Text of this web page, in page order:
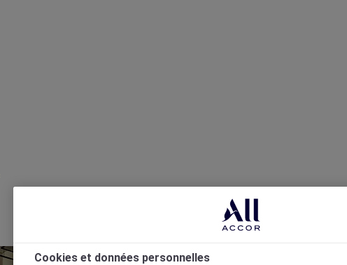
Cookies et données personnelles